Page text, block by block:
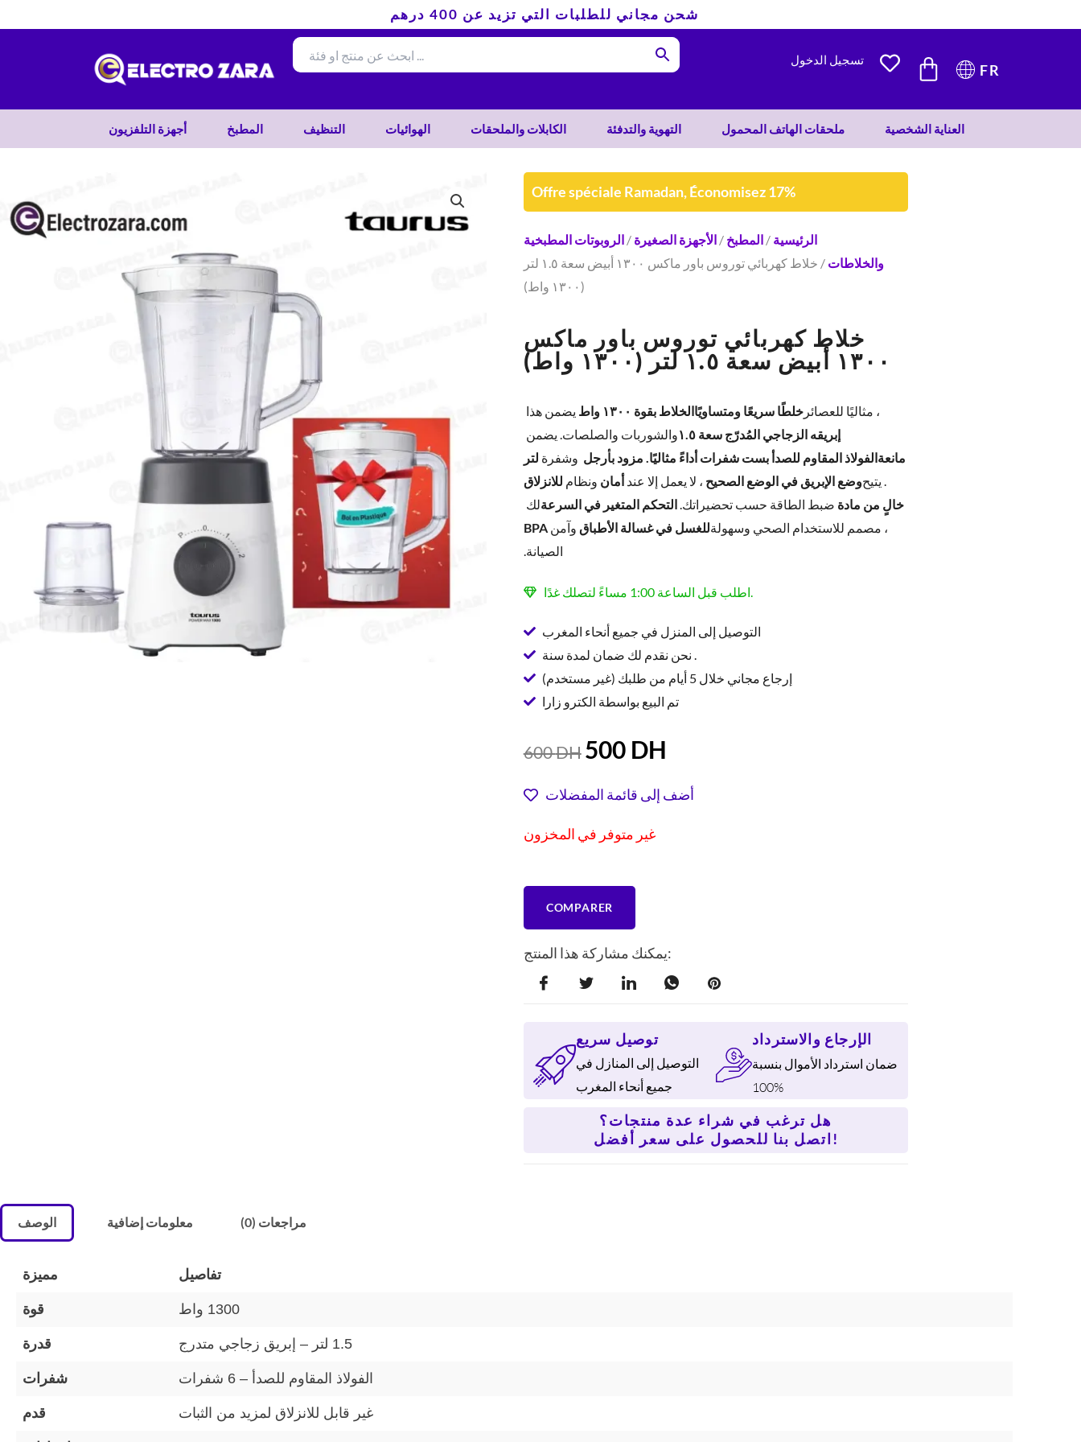
إلى
شحن مجاني للطلبات التي تزيد عن 400 درهم
تسجيل الدخول CARTFR
أجهزة التلفزيون المطبخ التنظيف الهوائيات الكابلات والملحقات التهوية والتدفئة ملحقات الهاتف المحمول العناية الشخصية
Offre spéciale Ramadan, Économisez 17%
الرئيسية /المطبخ /الأجهزة الصغيرة /الروبوتات المطبخية
والخلاطات
/ خلاط كهربائي توروس باور ماكس ١٣٠٠ أبيض سعة ١.٥ لتر
(١٣٠٠ واط)
خلاط كهربائي توروس باور ماكس
١٣٠٠ أبيض سعة ١.٥ لتر (١٣٠٠ واط)
يضمن هذا الخلاط بقوة ١٣٠٠ واطخلطًا سريعًا ومتساويًا، مثاليًا للعصائر
والشوربات والصلصات. يضمنإبريقه الزجاجي المُدرّج سعة ١.٥
لتر وشفرة الفولاذ المقاوم للصدأ بست شفرات أداءً مثاليًا. مزود بأرجلمانعة
للانزلاق ونظام أمان، لا يعمل إلا عند وضع الإبريق في الوضع الصحيح. يتيح
لكالتحكم المتغير في السرعةضبط الطاقة حسب تحضيراتك. خالٍ من مادة
BPAوآمن للغسل في غسالة الأطباق، مصمم للاستخدام الصحي وسهولة
الصيانة.
اطلب قبل الساعة 1:00 مساءً لتصلك غدًا.
التوصيل إلى المنزل في جميع أنحاء المغرب
نحن نقدم لك ضمان لمدة سنة .
إرجاع مجاني خلال 5 أيام من طلبك (غير مستخدم)
تم البيع بواسطة الكترو زارا
600DH
السعر
الأصلي
هو:
500 DH
هو:
أضف إلى قائمة المفضلات
غير متوفر في المخزون
COMPARER
يمكنك مشاركة هذا المنتج:
توصيل سريع
التوصيل إلى المنازل في
جميع أنحاء المغرب
الإرجاع والاسترداد
ضمان استرداد الأموال بنسبة
100%
هل ترغب في شراء عدة منتجات؟
اتصل بنا للحصول على سعر أفضل!
الوصف معلومات إضافية مراجعات (0)
مميزة تفاصيل
قوة 1300 واط
قدرة 1.5 لتر – إبريق زجاجي متدرج
شفرات الفولاذ المقاوم للصدأ – 6 شفرات
قدم غير قابل للانزلاق لمزيد من الثبات